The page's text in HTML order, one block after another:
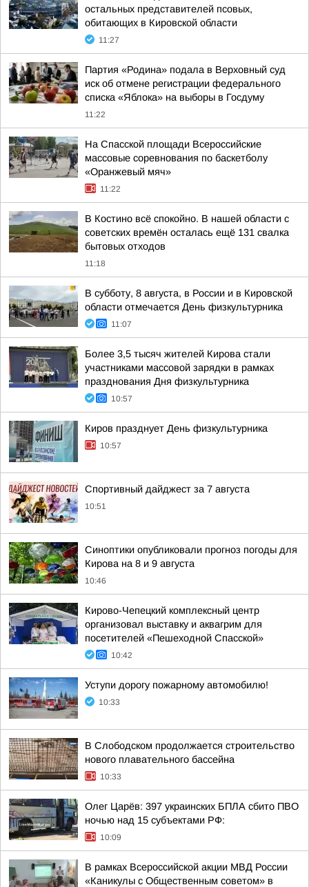
остальных представителей псовых,
обитающих в Кировской области
11:27
Партия «Родина» подала в Верховный суд
иск об отмене регистрации федерального
списка «Яблока» на выборы в Госдуму
11:22
На Спасской площади Всероссийские
массовые соревнования по баскетболу
«Оранжевый мяч»
11:22
В Костино всё спокойно. В нашей области с
советских времён осталась ещё 131 свалка
бытовых отходов
11:18
В субботу, 8 августа, в России и в Кировской
области отмечается День физкультурника
11:07
Более 3,5 тысяч жителей Кирова стали
участниками массовой зарядки в рамках
празднования Дня физкультурника
10:57
Киров празднует День физкультурника
10:57
Спортивный дайджест за 7 августа
10:51
Синоптики опубликовали прогноз погоды для
Кирова на 8 и 9 августа
10:46
Кирово-Чепецкий комплексный центр
организовал выставку и аквагрим для
посетителей «Пешеходной Спасской»
10:42
Уступи дорогу пожарному автомобилю!
10:33
В Слободском продолжается строительство
нового плавательного бассейна
10:33
Олег Царёв: 397 украинских БПЛА сбито ПВО
ночью над 15 субъектами РФ:
10:09
В рамках Всероссийской акции МВД России
«Каникулы с Общественным советом» в